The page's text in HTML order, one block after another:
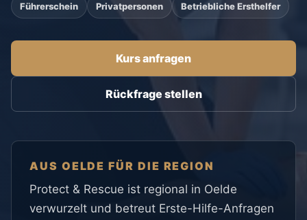
Führerschein Privatpersonen Betriebliche Ersthelfer
Kurs anfragen
Rückfrage stellen
AUS OELDE FÜR DIE REGION
Protect & Rescue ist regional in Oelde
verwurzelt und betreut Erste-Hilfe-Anfragen